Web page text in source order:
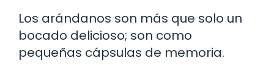
Los arándanos son más que solo un
bocado delicioso; son como
pequeñas cápsulas de memoria.